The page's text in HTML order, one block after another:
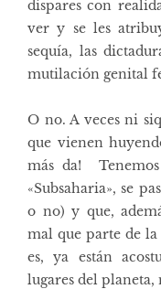
dispares con
ver y se les
sequía, las
mutilación genital
O no. A veces ni
que vienen
más da!
«Subsaharia», se
o no) y que,
mal que parte de
es, ya están
lugares del planeta,